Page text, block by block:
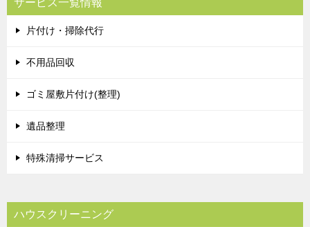
サービス一覧情報
片付け・掃除代行
不用品回収
ゴミ屋敷片付け(整理)
遺品整理
特殊清掃サービス
ハウスクリーニング